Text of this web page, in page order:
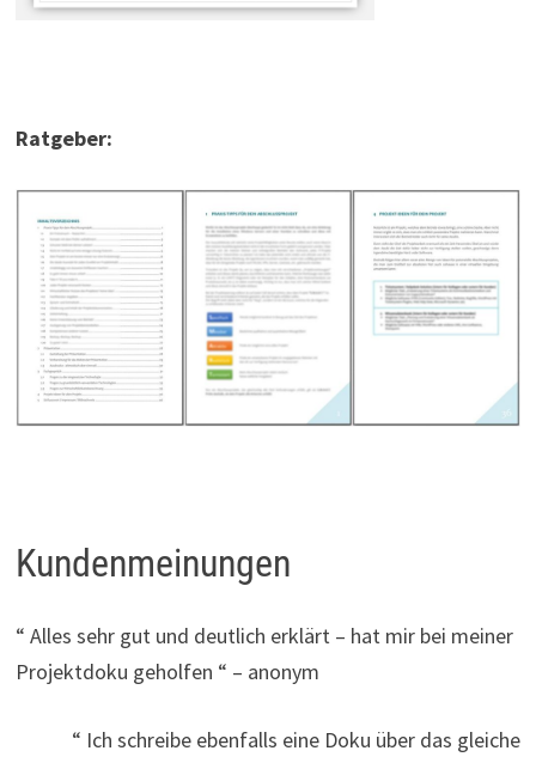
Ratgeber:
Kundenmeinungen
“ Alles sehr gut und deutlich erklärt – hat mir bei meiner
Projektdoku geholfen “ – anonym
“ Ich schreibe ebenfalls eine Doku über das gleiche